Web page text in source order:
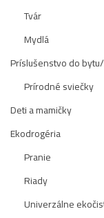
Tvár
Mydlá
Príslušenstvo do
Prírodné sviečky
Deti a mamičky
Ekodrogéria
Pranie
Riady
Univerzálne